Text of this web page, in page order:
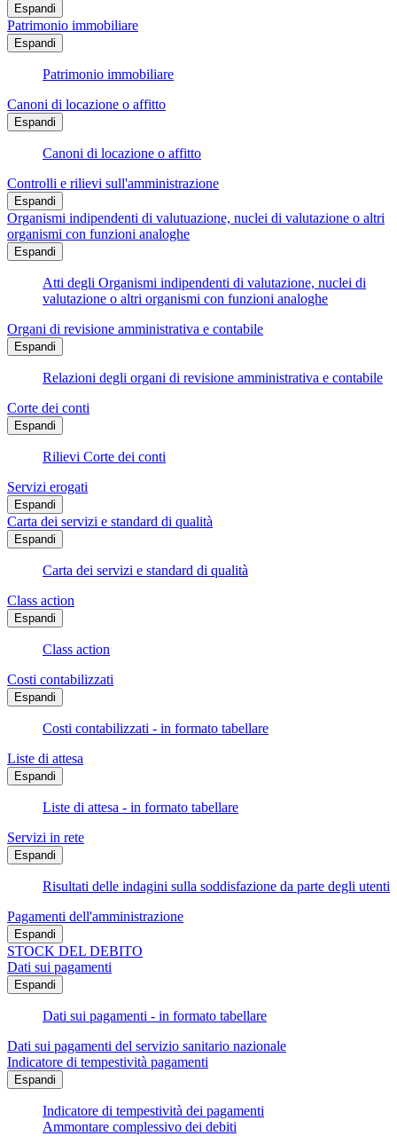
Espandi
Patrimonio immobiliare
Espandi
Patrimonio immobiliare
Canoni di locazione o affitto
Espandi
Canoni di locazione o affitto
Controlli e rilievi sull'amministrazione
Espandi
Organismi indipendenti di valutuazione, nuclei di valutazione o altri
organismi con funzioni analoghe
Espandi
Atti degli Organismi indipendenti di valutazione, nuclei di
valutazione o altri organismi con funzioni analoghe
Organi di revisione amministrativa e contabile
Espandi
Relazioni degli organi di revisione amministrativa e contabile
Corte dei conti
Espandi
Rilievi Corte dei conti
Servizi erogati
Espandi
Carta dei servizi e standard di qualità
Espandi
Carta dei servizi e standard di qualità
Class action
Espandi
Class action
Costi contabilizzati
Espandi
Costi contabilizzati - in formato tabellare
Liste di attesa
Espandi
Liste di attesa - in formato tabellare
Servizi in rete
Espandi
Risultati delle indagini sulla soddisfazione da parte degli utenti
Pagamenti dell'amministrazione
Espandi
STOCK DEL DEBITO
Dati sui pagamenti
Espandi
Dati sui pagamenti - in formato tabellare
Dati sui pagamenti del servizio sanitario nazionale
Indicatore di tempestività pagamenti
Espandi
Indicatore di tempestività dei pagamenti
Ammontare complessivo dei debiti